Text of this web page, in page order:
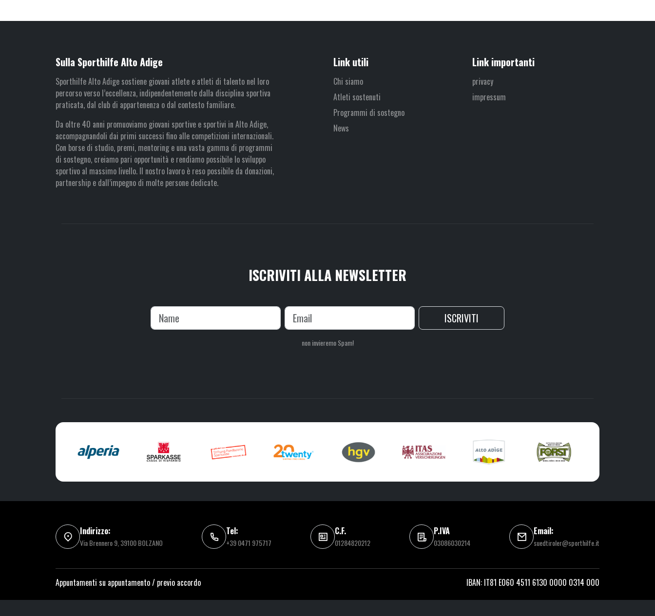
Sulla Sporthilfe Alto Adige
Sporthilfe Alto Adige sostiene giovani atlete e atleti di talento nel loro
percorso verso l’eccellenza, indipendentemente dalla disciplina sportiva
praticata, dal club di appartenenza o dal contesto familiare.
Da oltre 40 anni promuoviamo giovani sportive e sportivi in Alto Adige,
accompagnandoli dai primi successi fino alle competizioni internazionali.
Con borse di studio, premi, mentoring e una vasta gamma di programmi
di sostegno, creiamo pari opportunità e rendiamo possibile lo sviluppo
sportivo al massimo livello. Il nostro lavoro è reso possibile da donazioni,
partnership e dall’impegno di molte persone dedicate.
Link utili
Chi siamo
Atleti sostenuti
Programmi di sostegno
News
Link importanti
privacy
impressum
ISCRIVITI ALLA NEWSLETTER
ISCRIVITI
non invieremo Spam!
Indirizzo:
Via Brennero 9, 39100 BOLZANO
Tel:
+39 0471 975717
C.F.
01284820212
P.IVA
03086030214
Email:
suedtiroler@sporthilfe.it
Appuntamenti su appuntamento / previo accordo IBAN: IT81 E060 4511 6130 0000 0314 000